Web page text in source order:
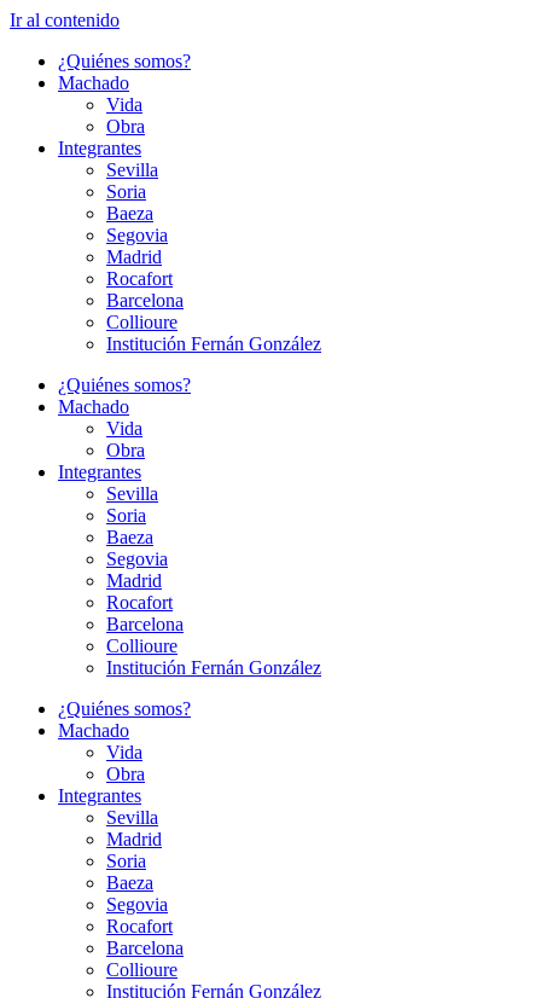
Ir al contenido
¿Quiénes somos?
Machado
Vida
Obra
Integrantes
Sevilla
Soria
Baeza
Segovia
Madrid
Rocafort
Barcelona
Collioure
Institución Fernán González
¿Quiénes somos?
Machado
Vida
Obra
Integrantes
Sevilla
Soria
Baeza
Segovia
Madrid
Rocafort
Barcelona
Collioure
Institución Fernán González
¿Quiénes somos?
Machado
Vida
Obra
Integrantes
Sevilla
Madrid
Soria
Baeza
Segovia
Rocafort
Barcelona
Collioure
Institución Fernán González